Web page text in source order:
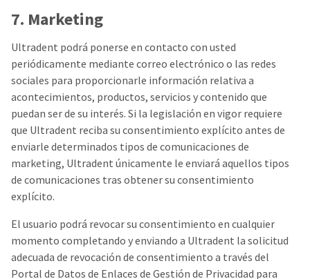
7. Marketing
Ultradent podrá ponerse en contacto con usted
periódicamente mediante correo electrónico o las redes
sociales para proporcionarle información relativa a
acontecimientos, productos, servicios y contenido que
puedan ser de su interés. Si la legislación en vigor requiere
que Ultradent reciba su consentimiento explícito antes de
enviarle determinados tipos de comunicaciones de
marketing, Ultradent únicamente le enviará aquellos tipos
de comunicaciones tras obtener su consentimiento
explícito.
El usuario podrá revocar su consentimiento en cualquier
momento completando y enviando a Ultradent la solicitud
adecuada de revocación de consentimiento a través del
Portal de Datos de Enlaces de Gestión de Privacidad para